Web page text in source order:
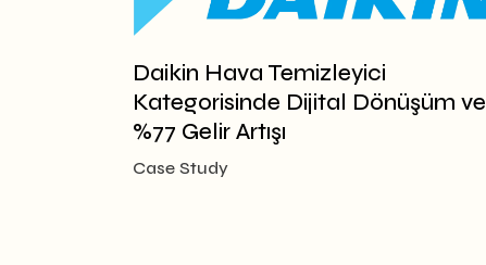
Daikin Hava Temizleyici
Kategorisinde Dijital Dönüşüm ve
%77 Gelir Artışı
Case Study